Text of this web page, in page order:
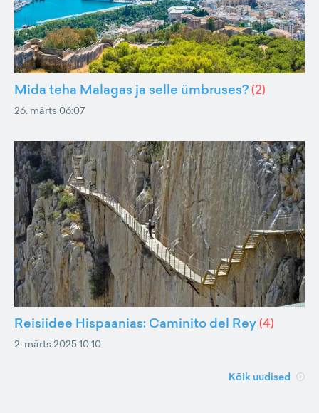
Mida teha Malagas ja selle ümbruses?(2)
26. märts 06:07
Reisiidee Hispaanias: Caminito del Rey(4)
2. märts 2025 10:10
Kõik uudised